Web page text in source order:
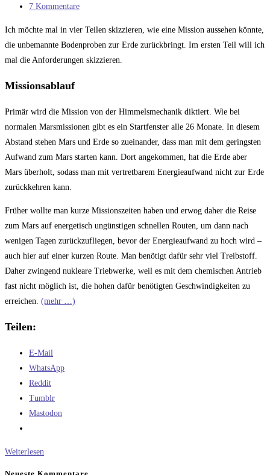
Kategorie:
Beitrags-
7 Kommentare
Ich möchte mal in vier Teilen skizzieren, wie eine Mission aussehen könnte,
die unbemannte Bodenproben zur Erde zurückbringt. Im ersten Teil will ich
mal die Anforderungen skizzieren.
Missionsablauf
Primär wird die Mission von der Himmelsmechanik diktiert. Wie bei
normalen Marsmissionen gibt es ein Startfenster alle 26 Monate. In diesem
Abstand stehen Mars und Erde so zueinander, dass man mit dem geringsten
Aufwand zum Mars starten kann. Dort angekommen, hat die Erde aber
Mars überholt, sodass man mit vertretbarem Energieaufwand nicht zur Erde
zurückkehren kann.
Früher wollte man kurze Missionszeiten haben und erwog daher die Reise
zum Mars auf energetisch ungünstigen schnellen Routen, um dann nach
wenigen Tagen zurückzufliegen, bevor der Energieaufwand zu hoch wird –
auch hier auf einer kurzen Route. Man benötigt dafür sehr viel Treibstoff.
Daher zwingend nukleare Triebwerke, weil es mit dem chemischen Antrieb
fast nicht möglich ist, die hohen dafür benötigten Geschwindigkeiten zu
erreichen. (mehr …)
Teilen:
E-Mail
WhatsApp
Reddit
Tumblr
Mastodon
Weiterlesen